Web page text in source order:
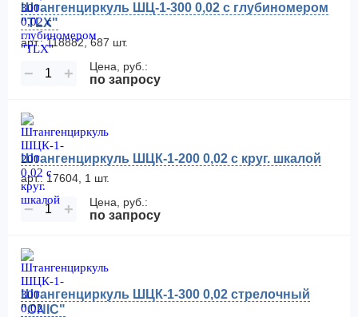
Штангенциркуль ШЦ-1-300 0,02 с глубиномером
"TLX"
арт.: 118882, 687 шт.
− + Цена, руб.:
по запросу
Штангенциркуль ШЦК-1-200 0,02 с круг. шкалой
арт.: 17604, 1 шт.
− + Цена, руб.:
по запросу
Штангенциркуль ШЦК-1-300 0,02 стрелочный
"CNIC"